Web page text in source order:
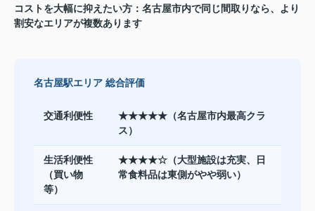
コストを大幅に抑えたい方 ：名古屋市内で同じ間取りなら、より
割安なエリアが複数あります
名古屋駅エリア 総合評価
交通利便性
★★★★★（名古屋市内最高クラ
ス）
生活利便性
（買い物
等）
★★★★☆（大型施設は充実、日
常食料品は東側がやや弱い）